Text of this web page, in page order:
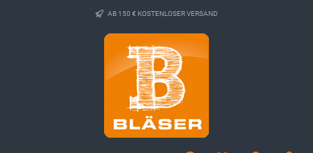
AB 150 € KOSTENLOSER VERSAND